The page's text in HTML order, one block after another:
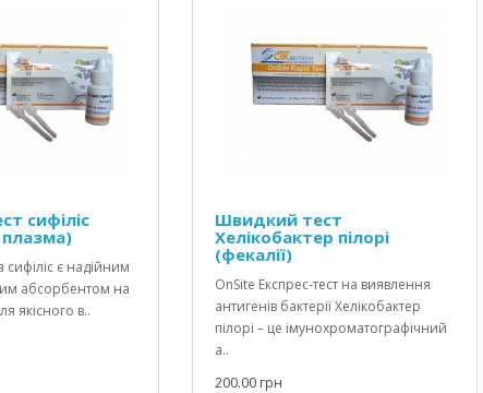
сифіліс
є надійним
абсорбентом на
якісного в..
Швидкий тест
Хелікобактер пілорі
(фекалії)
OnSite Експрес-тест на виявлення
антигенів бактерії Хелікобактер
пілорі – це імунохроматографічний
а..
200.00 грн